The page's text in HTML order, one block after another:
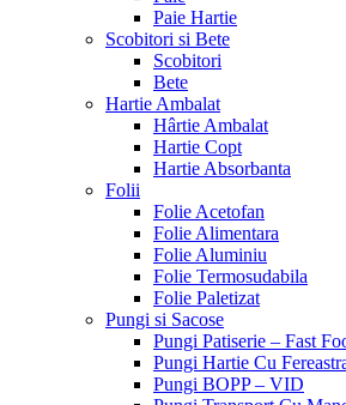
Paie Hartie
Scobitori si Bete
Scobitori
Bete
Hartie Ambalat
Hârtie Ambalat
Hartie Copt
Hartie Absorbanta
Folii
Folie Acetofan
Folie Alimentara
Folie Aluminiu
Folie Termosudabila
Folie Paletizat
Pungi si Sacose
Pungi Patiserie – Fast
Pungi Hartie Cu
Pungi BOPP – VID